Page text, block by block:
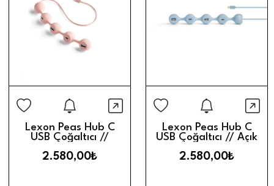
Stoğa Girince Haber Ver
Hızlı Görünüm
Lexon Peas Hub C
USB Çoğaltıcı //
2.580,00₺
Stoğa
Lexon Peas Hub C
USB Çoğaltıcı // Açık
2.580,00₺